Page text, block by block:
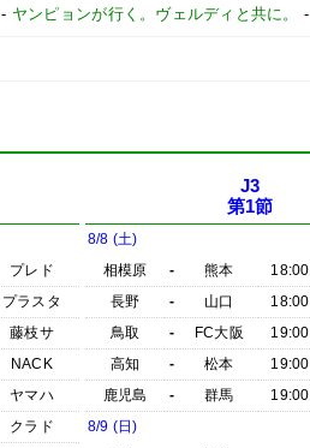
- ヤンピョンが行く。ヴェルディと共に。 -
プレド
プラスタ
藤枝サ
NACK
ヤマハ
クラド
J3
第1節
8/8 (土)
相模原
- 熊本 18:00
長野
- 山口 18:00
鳥取
- FC大阪 19:00
高知
- 松本 19:00
鹿児島
- 群馬 19:00
8/9 (日)